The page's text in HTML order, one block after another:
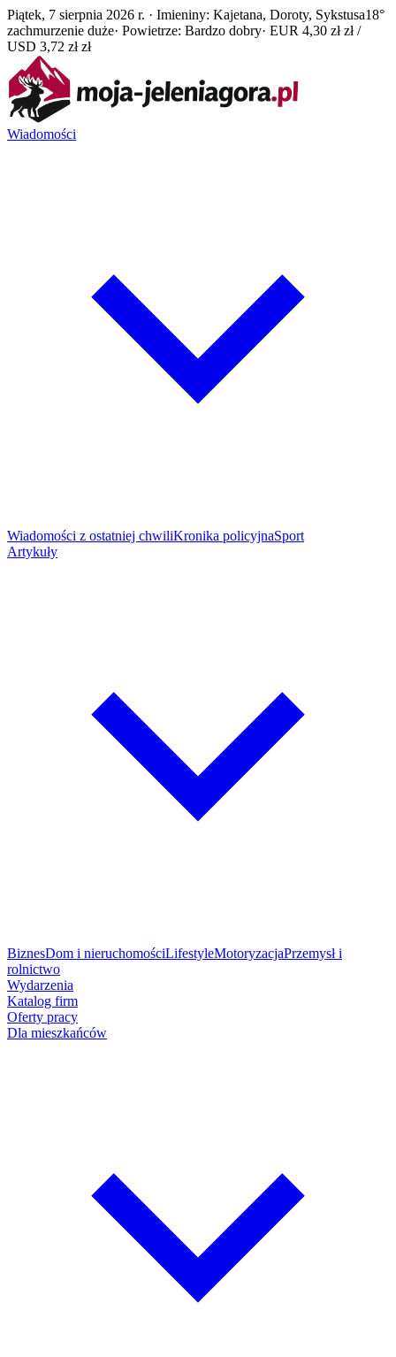
Piątek, 7 sierpnia 2026 r. · Imieniny: Kajetana, Doroty, Sykstusa18°
zachmurzenie duże· Powietrze: Bardzo dobry· EUR 4,30 zł zł /
USD 3,72 zł zł
Wiadomości
Wiadomości z ostatniej chwiliKronika policyjnaSport
Artykuły
BiznesDom i nieruchomościLifestyleMotoryzacjaPrzemysł i
rolnictwo
Wydarzenia
Katalog firm
Oferty pracy
Dla mieszkańców